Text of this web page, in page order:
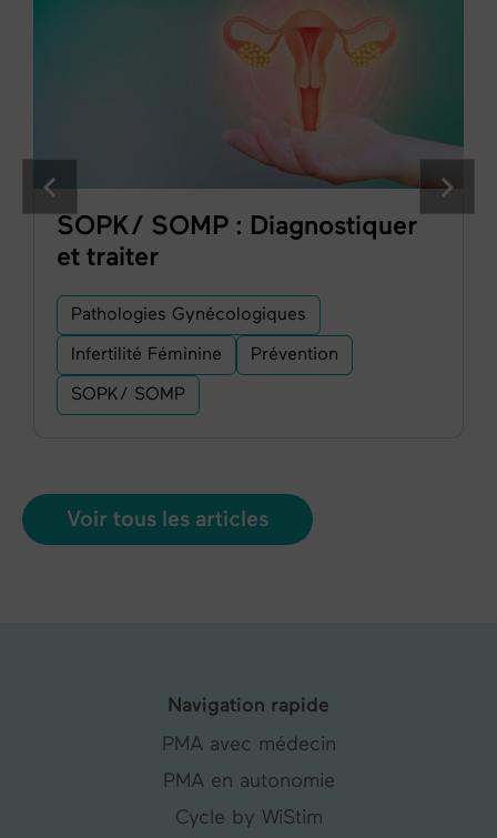
SOPK/ SOMP : Diagnostiquer
et traiter
Pathologies Gynécologiques
Infertilité Féminine Prévention
SOPK/ SOMP
Voir tous les articles
Navigation rapide
PMA avec médecin
PMA en autonomie
Cycle by WiStim